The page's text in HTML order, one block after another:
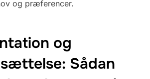
og præferencer.
og
Sådan